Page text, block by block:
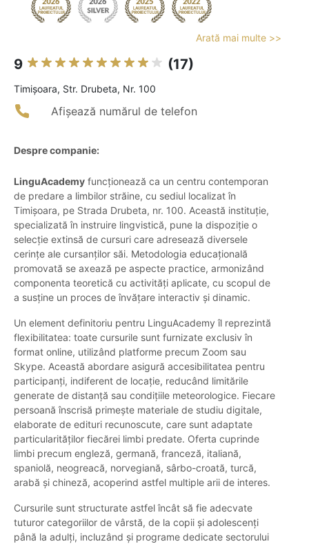
Arată mai multe >>
9 (17)
Timişoara, Str. Drubeta, Nr. 100
Afișează numărul de telefon
Despre companie:
LinguAcademy funcționează ca un centru contemporan
de predare a limbilor străine, cu sediul localizat în
Timișoara, pe Strada Drubeta, nr. 100. Această instituție,
specializată în instruire lingvistică, pune la dispoziție o
selecție extinsă de cursuri care adresează diversele
cerințe ale cursanților săi. Metodologia educațională
promovată se axează pe aspecte practice, armonizând
componenta teoretică cu activități aplicate, cu scopul de
a susține un proces de învățare interactiv și dinamic.
Un element definitoriu pentru LinguAcademy îl reprezintă
flexibilitatea: toate cursurile sunt furnizate exclusiv în
format online, utilizând platforme precum Zoom sau
Skype. Această abordare asigură accesibilitatea pentru
participanți, indiferent de locație, reducând limitările
generate de distanță sau condițiile meteorologice. Fiecare
persoană înscrisă primește materiale de studiu digitale,
elaborate de edituri recunoscute, care sunt adaptate
particularităților fiecărei limbi predate. Oferta cuprinde
limbi precum engleză, germană, franceză, italiană,
spaniolă, neogreacă, norvegiană, sârbo-croată, turcă,
arabă și chineză, acoperind astfel multiple arii de interes.
Cursurile sunt structurate astfel încât să fie adecvate
tuturor categoriilor de vârstă, de la copii și adolescenți
până la adulți, incluzând și programe dedicate sectorului